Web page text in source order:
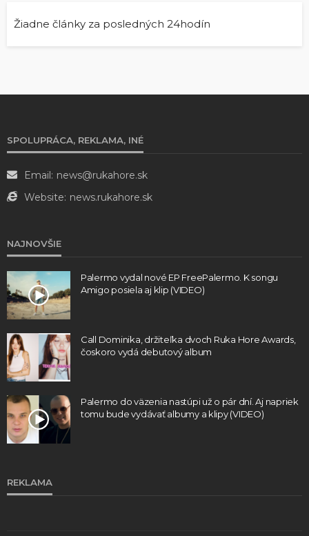
Žiadne články za posledných 24hodín
SPOLUPRÁCA, REKLAMA, INÉ
Email: news@rukahore.sk
Website: news.rukahore.sk
NAJNOVŠIE
Palermo vydal nové EP FreePalermo. K songu
Amigo posiela aj klip (VIDEO)
Call Dominika, držiteľka dvoch Ruka Hore Awards,
čoskoro vydá debutový album
Palermo do väzenia nastúpi už o pár dní. Aj napriek
tomu bude vydávať albumy a klipy (VIDEO)
REKLAMA